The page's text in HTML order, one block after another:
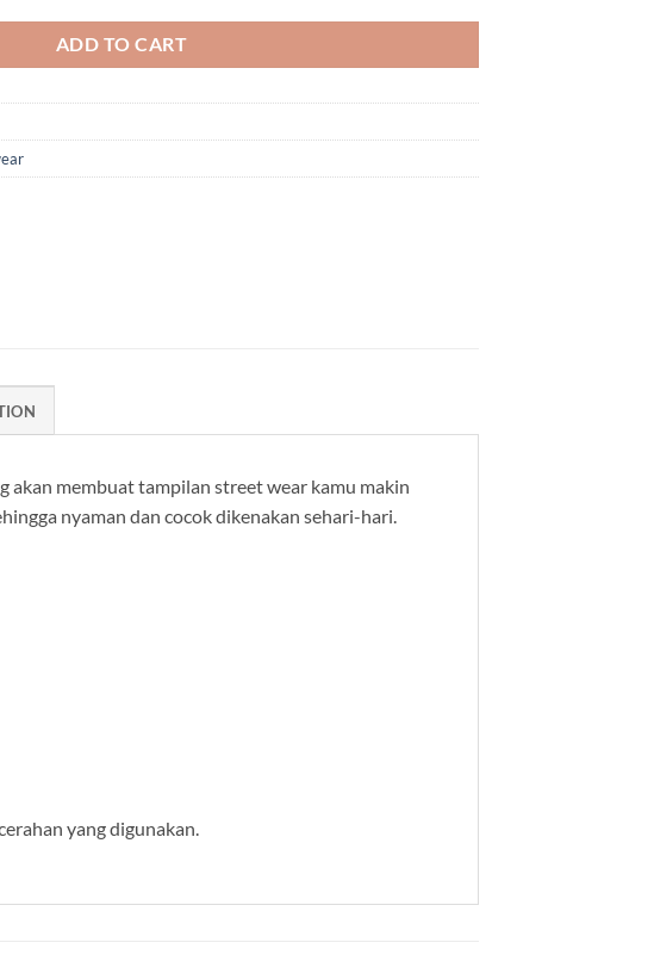
ADD TO CART
akan membuat tampilan street wear kamu makin
nyaman dan cocok dikenakan sehari-hari.
yang digunakan.